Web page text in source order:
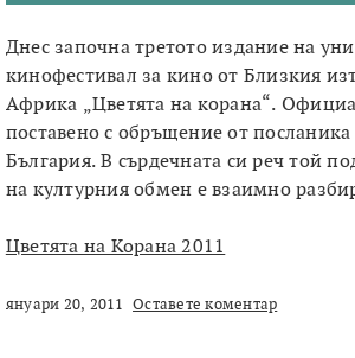
Днес започна третото издание на
кинофестивал за кино от Близкия
Африка „Цветята на корана“.
поставено с обръщение от
България. В сърдечната си реч той
на културния обмен е взаимно
Цветята на Корана 2011
януари 20, 2011 Оставете коментар